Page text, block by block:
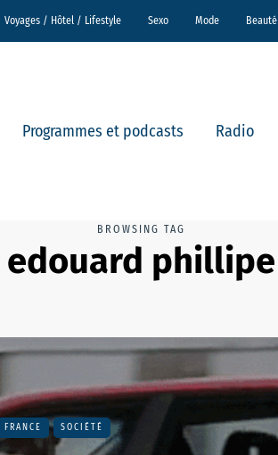
Voyages / Hôtel / Lifestyle Sexo Mode Beauté
Programmes et podcasts Radio
BROWSING TAG
edouard phillipe
FRANCE SOCIÉTÉ